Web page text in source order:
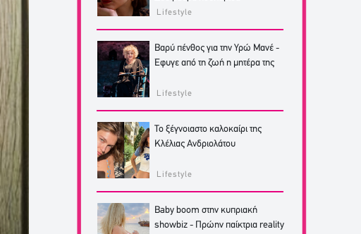
Lifestyle
Βαρύ πένθος για την Υρώ Μανέ -
Έφυγε από τη ζωή η μητέρα της
Lifestyle
Το ξέγνοιαστο καλοκαίρι της
Κλέλιας Ανδριολάτου
Lifestyle
Baby boom στην κυπριακή
showbiz - Πρώην παίκτρια reality